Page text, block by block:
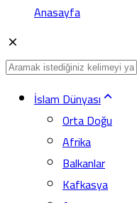
Anasayfa
İslam Dünyası
Orta Doğu
Afrika
Balkanlar
Kafkasya